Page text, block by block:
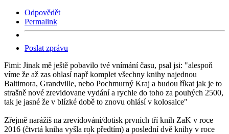
Odpovědět
Permalink
Poslat zprávu
Fimi: Jinak mě ještě pobavilo tvé vnímání času, psal jsi: "alespoň
víme že až zas ohlasí např komplet všechny knihy najednou
Baltimora, Grandville, nebo Pochmurný Kraj a budou říkat jak je to
strašně nové zrevidovane vydání a rychle do toho za pouhých 2500,
tak je jasné že v blízké době to znovu ohlásí v kolosalce"
Zřejmě narážíš na zrevidování/dotisk prvních tří knih ZaK v roce
2016 (čtvrtá kniha vyšla rok předtím) a poslední dvě knihy v roce